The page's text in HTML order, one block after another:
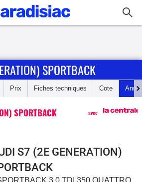
SPORTBACK
Prix Fiches techniques Cote
SPORTBACK
avec
S7 (2E GENERATION)
3.0 TDI 350 QUATTRO